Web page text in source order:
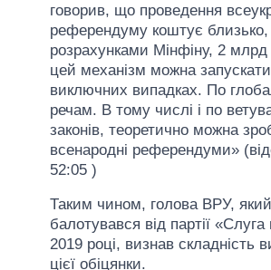
говорив, що проведення
референдуму коштує близько,
розрахунками Мінфіну, 2
цей механізм можна
виключних випадках. По
речам. В тому числі і по
законів, теоретично можна
всенародні референдуми»
52:05 )
Таким чином, голова ВРУ, який
балотувався від партії
2019 році, визнав складність
цієї обіцянки.